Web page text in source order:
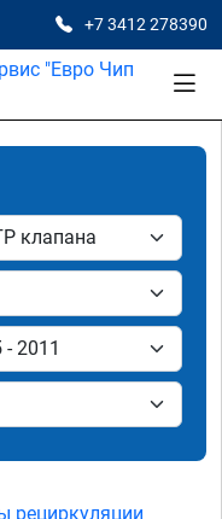
+7 3412 278390
рециркуляции